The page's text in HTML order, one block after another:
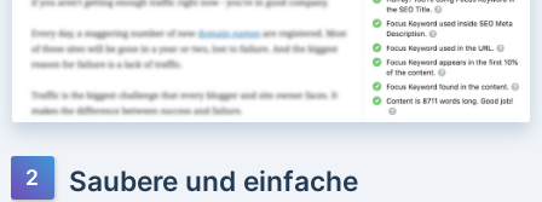
Saubere und einfache